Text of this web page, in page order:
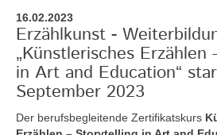
16.02.2023
Erzählkunst -
„Künstlerisches
in Art and Education“
September 2023
Der berufsbegleitende Zertifikatskurs